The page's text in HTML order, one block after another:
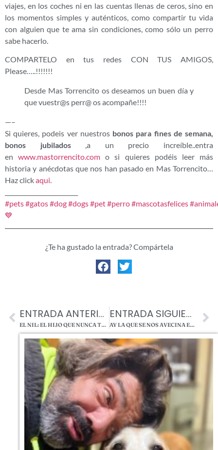
viajes, en los coches ni en las cuentas llenas de ceros, sino en
los momentos simples y auténticos, como compartir tu vida
con alguien que te ama sin condiciones, como sólo un perro
sabe hacerlo.
COMPARTELO en tus redes CON TUS AMIGOS,
Please…..!!!!!!!
Desde Mas Torrencito os deseamos un buen día y
que vuestr@s perr@ os acompañe!!!!
—–
Si quieres, podeis ver nuestros bonos para fines de semana,
bonos jubilados,a un precio increíble..entra
enwww.mastorrencito.com o si quieres podéis leer más
historia y anécdotas que nos han pasado en Mas Torrencito…
Haz clickaqui.
#pets#gatos#dog#dogs#pet#perro#mascotasfelices
💙
¿Te ha gustado la entrada? Compártela
ENTRADA ANTERIOR
EL NIL: EL HIJO QUE NUNCA TUVE.
ENTRADA SIGUIENTE
AY LA QUE SE NOS AVECINA EN MASTORRENCITO… EL NUEVO PARTE DE VIAJEROS….